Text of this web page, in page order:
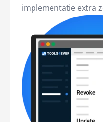
implementatie extra